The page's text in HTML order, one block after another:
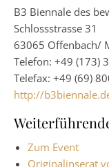
B3 Biennale des
Schlossstrasse 31
63065 Offenbach/
Telefon: +49 (173)
Telefax: +49 (69)
http://
Zum Event
Originalinserat